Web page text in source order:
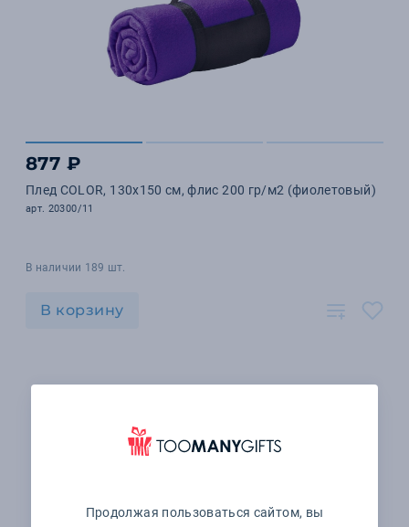
877 ₽
Плед COLOR, 130х150 см, флис 200 гр/м2 (фиолетовый)
арт. 20300/11
В наличии 189 шт.
В корзину
Продолжая пользоваться сайтом, вы